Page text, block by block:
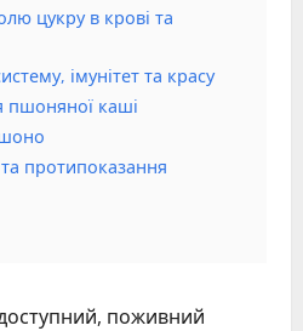
цукру в крові та
імунітет та красу
пшоняної каші
протипоказання
поживний